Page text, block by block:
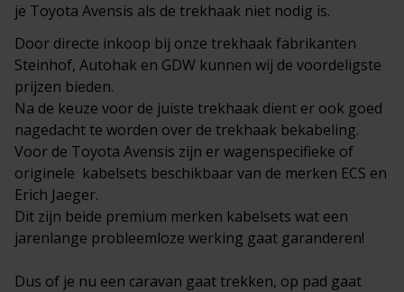
je Toyota Avensis als de trekhaak niet nodig is.
Door directe inkoop bij onze trekhaak fabrikanten
Steinhof, Autohak en GDW kunnen wij de voordeligste
prijzen bieden.
Na de keuze voor de juiste trekhaak dient er ook goed
nagedacht te worden over de trekhaak bekabeling.
Voor de Toyota Avensis zijn er wagenspecifieke of
originele kabelsets beschikbaar van de merken ECS en
Erich Jaeger.
Dit zijn beide premium merken kabelsets wat een
jarenlange probleemloze werking gaat garanderen!
Dus of je nu een caravan gaat trekken, op pad gaat